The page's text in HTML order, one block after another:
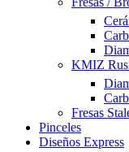
KMIZ
Fresas
Pinceles
Diseños Express